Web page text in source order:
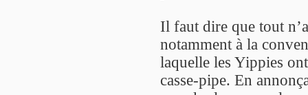
Il faut dire que tout
notamment à la
laquelle les Yippies
casse-pipe. En